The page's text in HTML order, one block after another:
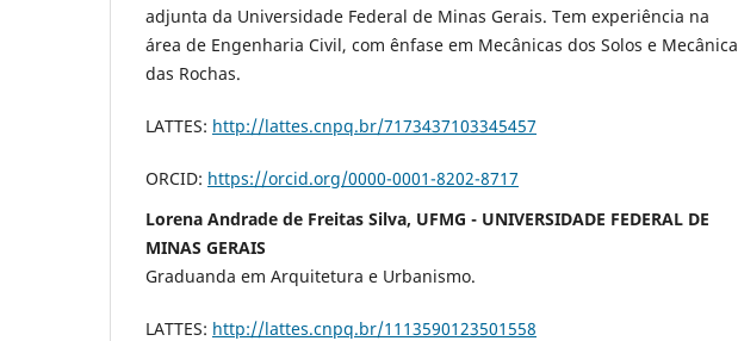
adjunta da Universidade Federal de Minas Gerais. Tem experiência na
área de Engenharia Civil, com ênfase em Mecânicas dos Solos e Mecânica
das Rochas.
LATTES: http://lattes.cnpq.br/7173437103345457
ORCID: https://orcid.org/0000-0001-8202-8717
Lorena Andrade de Freitas Silva, UFMG - UNIVERSIDADE FEDERAL DE
MINAS GERAIS
Graduanda em Arquitetura e Urbanismo.
LATTES: http://lattes.cnpq.br/1113590123501558